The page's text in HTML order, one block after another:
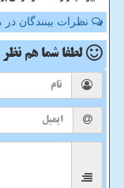
نظرات بینندگان
لطفا شما هم نظر